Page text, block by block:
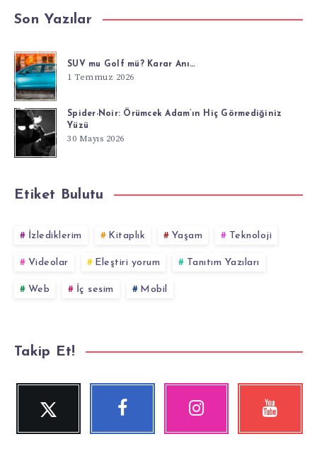
Son Yazılar
SUV mu Golf mü? Karar Anı…
1 Temmuz 2026
Spider-Noir: Örümcek Adam’ın Hiç Görmediğiniz
Yüzü
30 Mayıs 2026
Etiket Bulutu
İzlediklerim Kitaplık Yaşam Teknoloji
Videolar Eleştiri yorum Tanıtım Yazıları
Web İç sesim Mobil
Takip Et!
Twitter Facebook Instagram
Fotoğraflarımız!
YouTube
Videolara